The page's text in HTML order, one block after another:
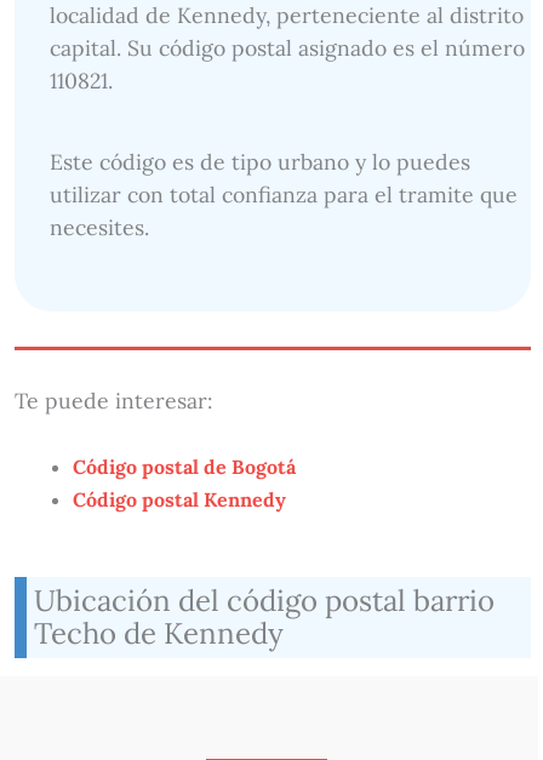
localidad de Kennedy, perteneciente al distrito
capital. Su código postal asignado es el número
110821.
Este código es de tipo urbano y lo puedes
utilizar con total confianza para el tramite que
necesites.
Te puede interesar:
Código postal de Bogotá
Código postal Kennedy
Ubicación del código postal barrio
Techo de Kennedy